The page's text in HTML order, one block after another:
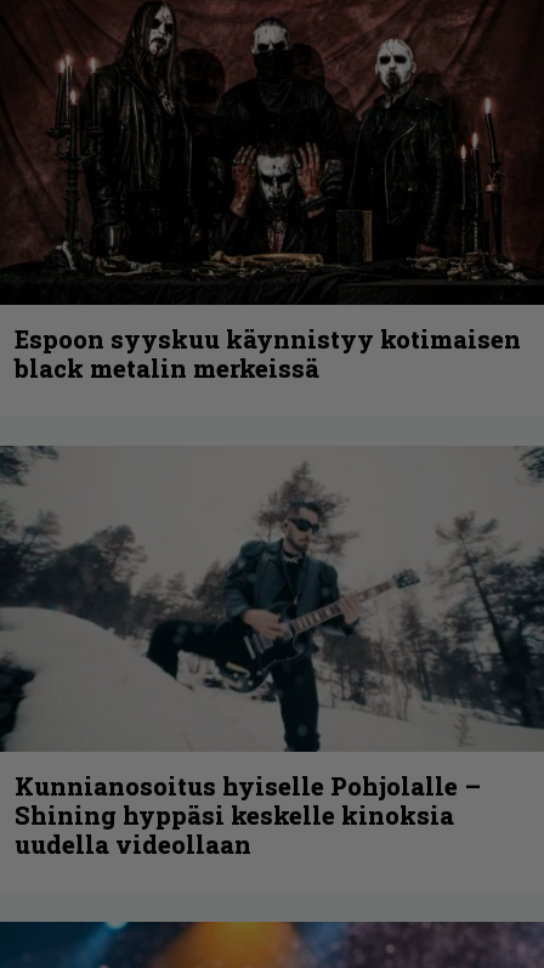
Espoon syyskuu käynnistyy kotimaisen
black metalin merkeissä
Kunnianosoitus hyiselle Pohjolalle –
Shining hyppäsi keskelle kinoksia
uudella videollaan